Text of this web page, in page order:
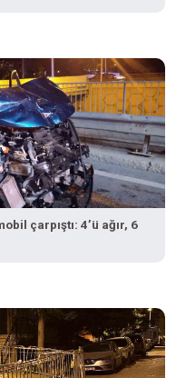
çarpıştı: 4’ü ağır, 6